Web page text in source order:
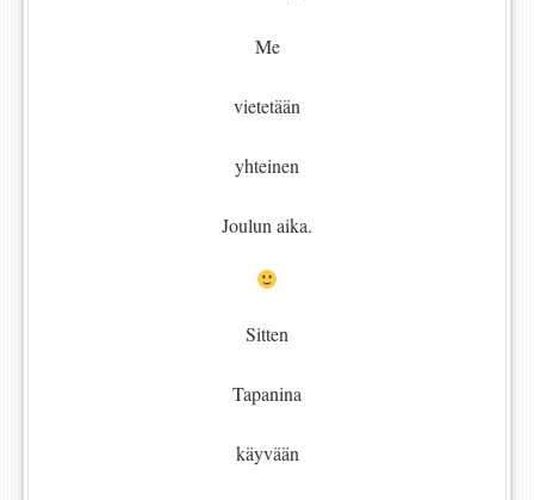
Me
vietetään
yhteinen
Joulun aika.
Sitten
Tapanina
käyvään